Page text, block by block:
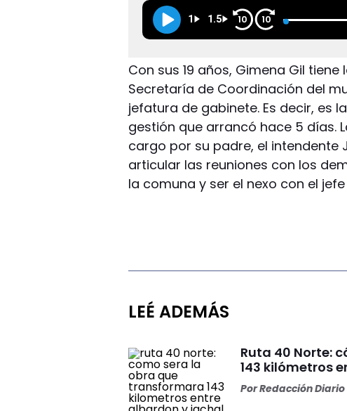
1 1.5 10 10
Con sus 19 años, Gimena Gil
Secretaría de Coordinación del
jefatura de gabinete. Es decir, es
gestión que arrancó hace 5 días.
cargo por su padre, el intendente
articular las reuniones con los
la comuna y ser el nexo con el
LEÉ ADEMÁS
Ruta 40 Norte:
143 kilómetros
PorRedacción